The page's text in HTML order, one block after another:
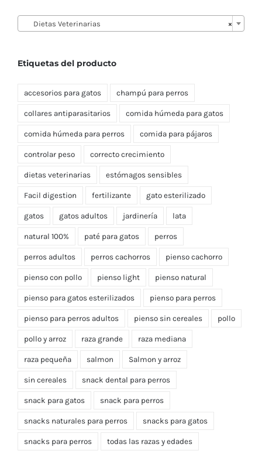
×
Dietas Veterinarias
Etiquetas del producto
accesorios para gatos champú para perros
collares antiparasitarios comida húmeda para gatos
comida húmeda para perros comida para pájaros
controlar peso correcto crecimiento
dietas veterinarias estómagos sensibles
Facil digestion fertilizante gato esterilizado
gatos gatos adultos jardinería lata
natural 100% paté para gatos perros
perros adultos perros cachorros pienso cachorro
pienso con pollo pienso light pienso natural
pienso para gatos esterilizados pienso para perros
pienso para perros adultos pienso sin cereales pollo
pollo y arroz raza grande raza mediana
raza pequeña salmon Salmon y arroz
sin cereales snack dental para perros
snack para gatos snack para perros
snacks naturales para perros snacks para gatos
snacks para perros todas las razas y edades